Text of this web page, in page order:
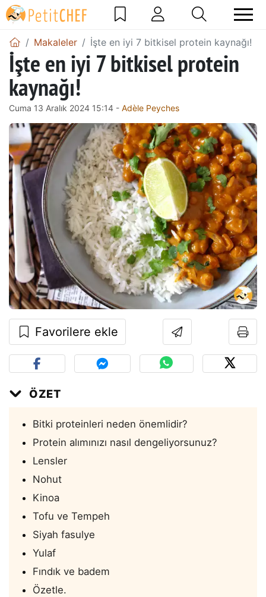
Makaleler İşte en iyi 7 bitkisel protein kaynağı!
İşte en iyi 7 bitkisel protein
kaynağı!
Cuma 13 Aralık 2024 15:14 - Adèle Peyches
Favorilere ekle
ÖZET
Bitki proteinleri neden önemlidir?
Protein alımınızı nasıl dengeliyorsunuz?
Lensler
Nohut
Kinoa
Tofu ve Tempeh
Siyah fasulye
Yulaf
Fındık ve badem
Özetle.